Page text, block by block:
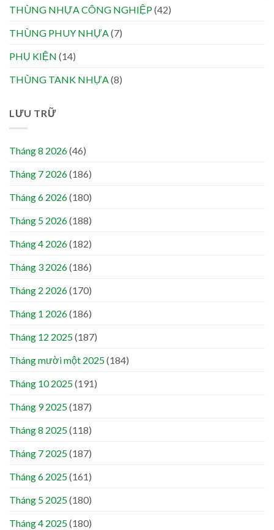
THÙNG NHỰA CÔNG NGHIỆP(42)
THÙNG PHUY NHỰA(7)
PHỤ KIỆN (14)
THÙNG TANK NHỰA(8)
LƯU TRỮ
Tháng 8 2026(46)
Tháng 7 2026(186)
Tháng 6 2026(180)
Tháng 5 2026(188)
Tháng 4 2026(182)
Tháng 3 2026(186)
Tháng 2 2026(170)
Tháng 1 2026(186)
Tháng 12 2025(187)
Tháng mười một 2025(184)
Tháng 10 2025(191)
Tháng 9 2025(187)
Tháng 8 2025(118)
Tháng 7 2025(187)
Tháng 6 2025(161)
Tháng 5 2025(180)
Tháng 4 2025(180)